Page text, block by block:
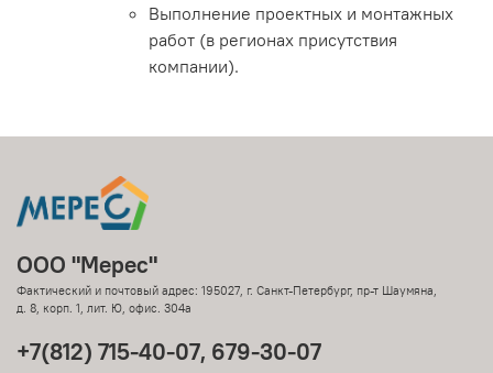
Выполнение проектных и монтажных
работ (в регионах присутствия
компании).
ООО "Мерес"
Фактический и почтовый адрес: 195027, г. Санкт-Петербург, пр-т Шаумяна,
д. 8, корп. 1, лит. Ю, офис. 304а
+7(812) 715-40-07, 679-30-07